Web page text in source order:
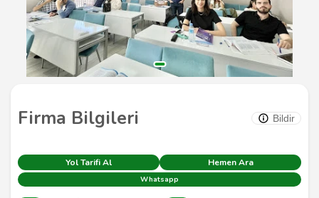
Firma Bilgileri Bildir
Yol Tarifi Al Hemen Ara
Whatsapp